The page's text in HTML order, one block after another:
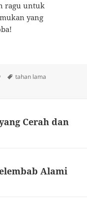
ragu untuk
yang
Tags
tahan lama
Cerah dan
Alami